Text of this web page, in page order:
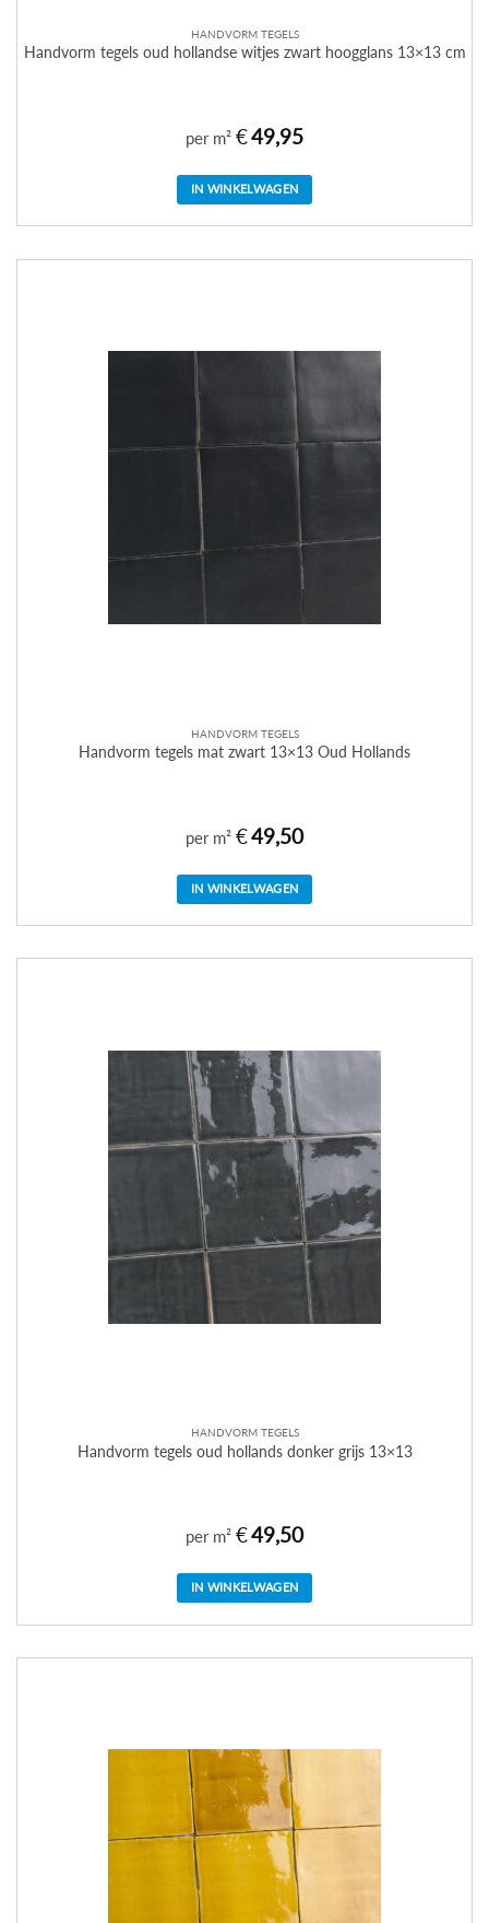
HANDVORM TEGELS
Handvorm tegels oud hollandse witjes zwart hoogglans 13×13 cm
per m² €49,95
IN WINKELWAGEN
HANDVORM TEGELS
Handvorm tegels mat zwart 13×13 Oud Hollands
per m² €49,50
IN WINKELWAGEN
HANDVORM TEGELS
Handvorm tegels oud hollands donker grijs 13×13
per m² €49,50
IN WINKELWAGEN